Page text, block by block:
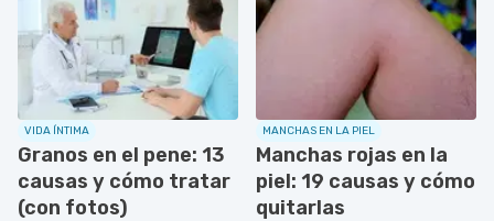
VIDA ÍNTIMA
Granos en el pene: 13
causas y cómo tratar
(con fotos)
MANCHAS EN LA PIEL
Manchas rojas en la
piel: 19 causas y cómo
quitarlas